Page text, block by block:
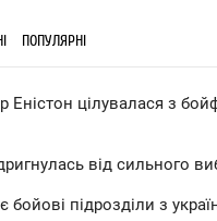
ПОПУЛЯРНІ
Еністон цілувалася з
від сильного
підрозділи з